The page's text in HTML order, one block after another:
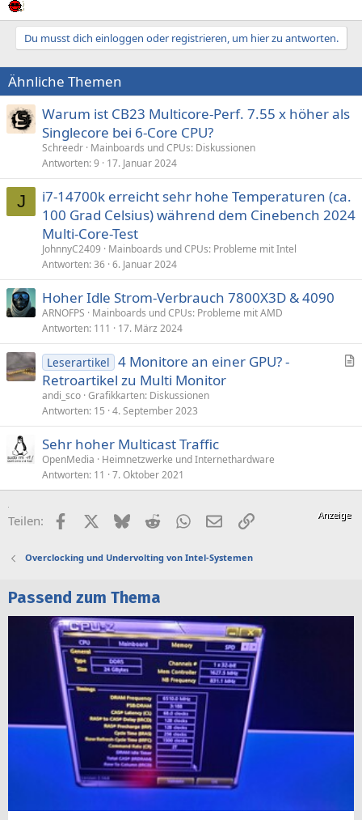
Du musst dich einloggen oder registrieren, um hier zu antworten.
Ähnliche Themen
Warum ist CB23 Multicore-Perf. 7.55 x höher als
Singlecore bei 6-Core CPU?
Schreedr Mainboards und CPUs: Diskussionen
Antworten 9 17. Januar 2024
J
i7-14700k erreicht sehr hohe Temperaturen (ca.
100 Grad Celsius) während dem Cinebench 2024
Multi-Core-Test
JohnnyC2409
Mainboards und CPUs: Probleme mit Intel
Antworten 36 6. Januar 2024
Hoher Idle Strom-Verbrauch 7800X3D & 4090
ARNOFPS
Mainboards und CPUs: Probleme mit AMD
Antworten 111 17. März 2024
k
Leserartikel 4 Monitore an einer GPU? -
Retroartikel zu Multi Monitor
andi_sco Grafikkarten: Diskussionen
Antworten 15 4. September 2023
Sehr hoher Multicast Traffic
OpenMedia
Heimnetzwerke und Internethardware
Antworten 11 7. Oktober 2021
Teilen: FacebookX (Twitter)
BlueskyRedditWhatsApp
E-MailLink
Overclocking und Undervolting von Intel-Systemen
Passend zum Thema